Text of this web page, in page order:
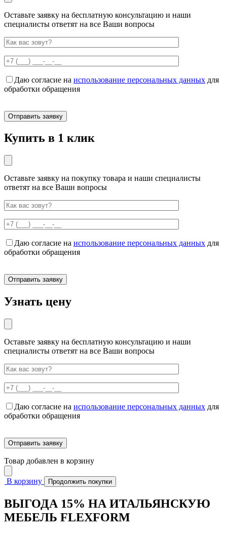
Оставьте заявку на бесплатную консультацию и наши
специалисты ответят на все Ваши вопросы
Даю согласие на использование персональных данных для
обработки обращения
Купить в 1 клик
Оставьте заявку на покупку товара и наши специалисты
ответят на все Ваши вопросы
Даю согласие на использование персональных данных для
обработки обращения
Узнать цену
Оставьте заявку на бесплатную консультацию и наши
специалисты ответят на все Ваши вопросы
Даю согласие на использование персональных данных для
обработки обращения
Товар добавлен в корзину
В корзину Продолжить покупки
ВЫГОДА 15% НА ИТАЛЬЯНСКУЮ
МЕБЕЛЬ FLEXFORM